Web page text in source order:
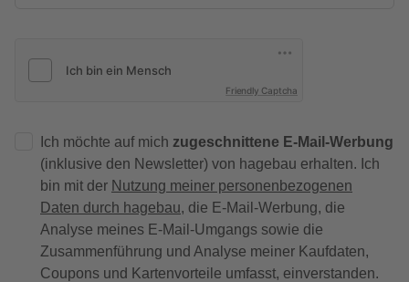
Friendly Captcha
Ich möchte auf mich zugeschnittene E-Mail-Werbung
(inklusive den Newsletter) von hagebau erhalten. Ich
bin mit der Nutzung meiner personenbezogenen
Daten durch hagebau, die E-Mail-Werbung, die
Analyse meines E-Mail-Umgangs sowie die
Zusammenführung und Analyse meiner Kaufdaten,
Coupons und Kartenvorteile umfasst, einverstanden.